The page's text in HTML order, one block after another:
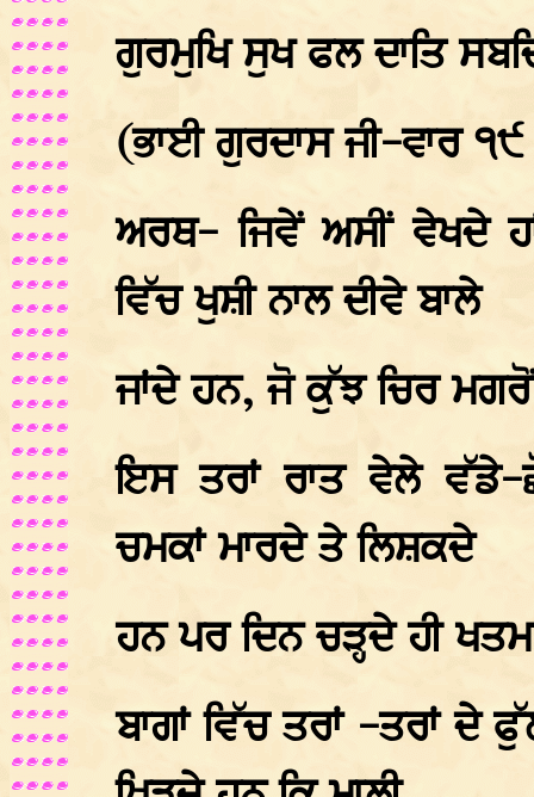
ਗੁਰਮੁਖਿ ਸੁਖ ਫਲ ਦਾਤਿ
(ਭਾਈ ਗੁਰਦਾਸ ਜੀ-ਵਾਰ
ਅਰਥ- ਜਿਵੇਂ ਅਸੀਂ ਵੇਖਦੇ
ਵਿੱਚ ਖੁਸ਼ੀ ਨਾਲ ਦੀਵੇ ਬਾਲੇ
ਜਾਂਦੇ ਹਨ, ਜੋ ਕੁੱਝ ਚਿਰ
ਇਸ ਤਰਾਂ ਰਾਤ ਵੇਲੇ ਵੱਡੇ-
ਚਮਕਾਂ ਮਾਰਦੇ ਤੇ ਲਿਸ਼ਕਦੇ
ਹਨ ਪਰ ਦਿਨ ਚੜ੍ਹਦੇ ਹੀ
ਬਾਗਾਂ ਵਿੱਚ ਤਰਾਂ -ਤਰਾਂ ਦੇ